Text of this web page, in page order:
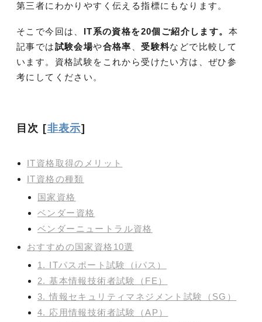
第三者にわかりやすく伝える指標にもなります。
そこで今回は、 IT系の資格を20個ご紹介します。 本
記事では試験会場や合格率 受験料などで比較して
います。資格試験をこれから受けたい方は、ぜひ参
考にしてください。
目次 [非表示]
IT資格取得のメリット
IT資格の種類
国家資格
ベンダー資格
ベンダーニュートラル資格
おすすめの国家資格10選
1. ITパスポート試験（iパス）
2. 基本情報技術者試験（FE）
3. 情報セキュリティマネジメント試験（SG）
4. 応用情報技術者試験（AP）